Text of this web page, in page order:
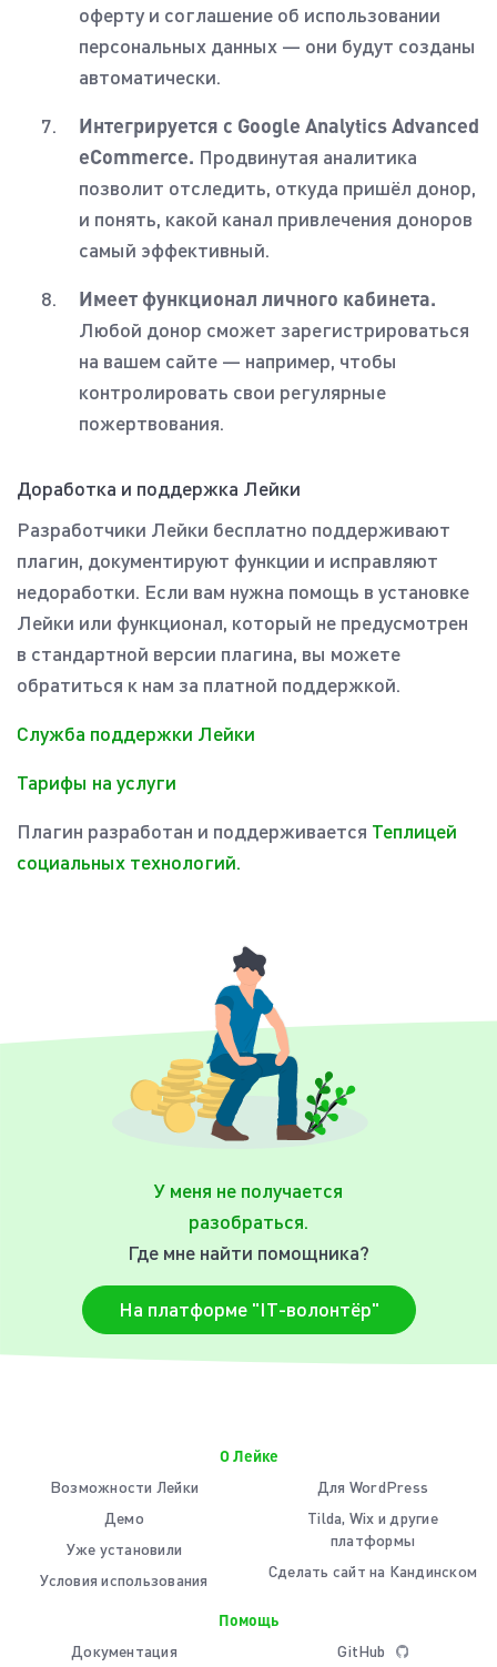
оферту и соглашение об использовании
персональных данных — они будут созданы
автоматически.
Интегрируется с Google Analytics Advanced
eCommerce. Продвинутая аналитика
позволит отследить, откуда пришёл донор,
и понять, какой канал привлечения доноров
самый эффективный.
Имеет функционал личного кабинета.
Любой донор сможет зарегистрироваться
на вашем сайте — например, чтобы
контролировать свои регулярные
пожертвования.
Доработка и поддержка Лейки
Разработчики Лейки бесплатно поддерживают
плагин, документируют функции и исправляют
недоработки. Если вам нужна помощь в установке
Лейки или функционал, который не предусмотрен
в стандартной версии плагина, вы можете
обратиться к нам за платной поддержкой.
Служба поддержки Лейки
Тарифы на услуги
Плагин разработан и поддерживается Теплицей
социальных технологий.
У меня не получается
разобраться.
Где мне найти помощника?
На платформе "IT-волонтёр"
О Лейке
Возможности Лейки
Демо
Уже установили
Условия использования
Для WordPress
Tilda, Wix и другие
платформы
Сделать сайт на Кандинском
Помощь
Документация
GitHub